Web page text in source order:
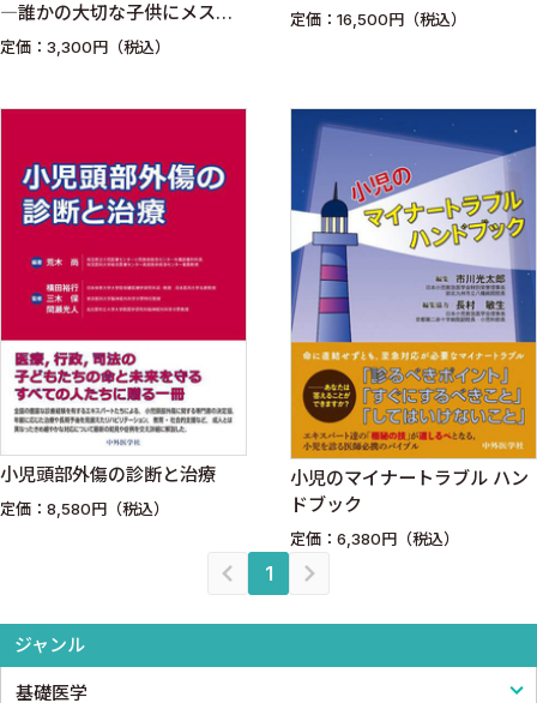
ジャンル
基礎医学
―誰かの大切な子供にメスを
入れるということ―
定価：3,300円（税込）
定価：16,500円（税込）
小児頭部外傷の診断と治療
定価：8,580円（税込）
小児のマイナートラブル ハン
ドブック
定価：6,380円（税込）
1